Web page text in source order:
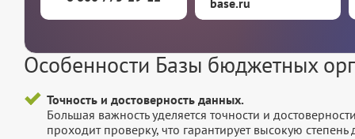
base.ru
Особенности Базы бюджетных
Точность и достоверность данных.
Большая важность уделяется точности и
проходит проверку, что гарантирует высокую